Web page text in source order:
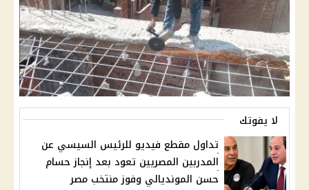
لا يفوتك
تداول مقطع فيديو للرئيس السيسي عن
المدربين المصريين تعود بعد إنجاز حسام
حسن المونديالي وفوز منتخب مصر